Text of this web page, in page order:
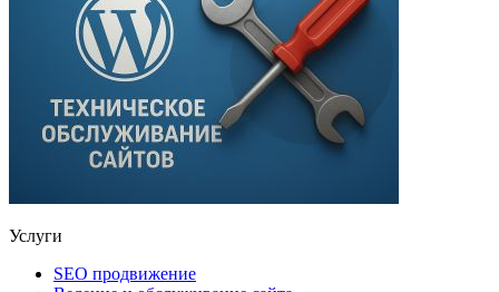
Услуги
SEO продвижение